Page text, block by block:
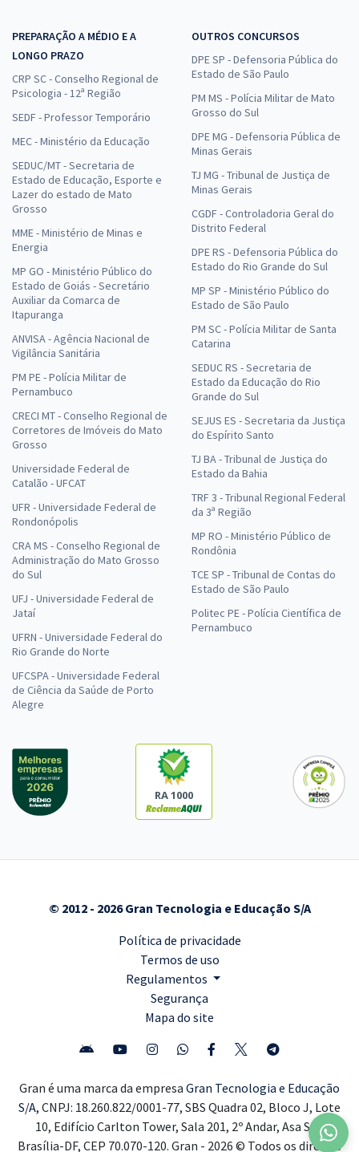
PREPARAÇÃO A MÉDIO E A
LONGO PRAZO
CRP SC - Conselho Regional de
Psicologia - 12ª Região
SEDF - Professor Temporário
MEC - Ministério da Educação
SEDUC/MT - Secretaria de
Estado de Educação, Esporte e
Lazer do estado de Mato
Grosso
MME - Ministério de Minas e
Energia
MP GO - Ministério Público do
Estado de Goiás - Secretário
Auxiliar da Comarca de
Itapuranga
ANVISA - Agência Nacional de
Vigilância Sanitária
PM PE - Polícia Militar de
Pernambuco
CRECI MT - Conselho Regional de
Corretores de Imóveis do Mato
Grosso
Universidade Federal de
Catalão - UFCAT
UFR - Universidade Federal de
Rondonópolis
CRA MS - Conselho Regional de
Administração do Mato Grosso
do Sul
UFJ - Universidade Federal de
Jataí
UFRN - Universidade Federal do
Rio Grande do Norte
UFCSPA - Universidade Federal
de Ciência da Saúde de Porto
Alegre
OUTROS CONCURSOS
DPE SP - Defensoria Pública do
Estado de São Paulo
PM MS - Polícia Militar de Mato
Grosso do Sul
DPE MG - Defensoria Pública de
Minas Gerais
TJ MG - Tribunal de Justiça de
Minas Gerais
CGDF - Controladoria Geral do
Distrito Federal
DPE RS - Defensoria Pública do
Estado do Rio Grande do Sul
MP SP - Ministério Público do
Estado de São Paulo
PM SC - Polícia Militar de Santa
Catarina
SEDUC RS - Secretaria de
Estado da Educação do Rio
Grande do Sul
SEJUS ES - Secretaria da Justiça
do Espírito Santo
TJ BA - Tribunal de Justiça do
Estado da Bahia
TRF 3 - Tribunal Regional Federal
da 3ª Região
MP RO - Ministério Público de
Rondônia
TCE SP - Tribunal de Contas do
Estado de São Paulo
Politec PE - Polícia Científica de
Pernambuco
RA 1000
© 2012 - 2026 Gran Tecnologia e Educação S/A
Política de privacidade
Termos de uso
Regulamentos
Segurança
Mapa do site
Gran é uma marca da empresa Gran Tecnologia e Educação
S/A, CNPJ: 18.260.822/0001-77, SBS Quadra 02, Bloco J, Lote
10, Edifício Carlton Tower, Sala 201, 2º Andar, Asa Sul,
Brasília-DF, CEP 70.070-120. Gran - 2026 © Todos os direitos